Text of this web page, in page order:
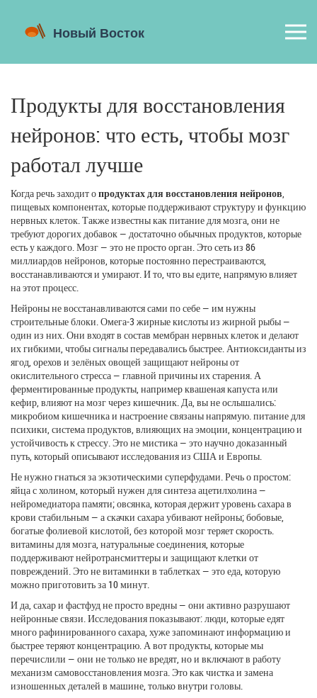
Продукты для восстановления
нейронов: что есть, чтобы мозг
работал лучше
Когда речь заходит опродуктах для восстановления нейронов
пищевых компонентах, которые поддерживают структуру и функцию
нервных клеток . Также известны какпитание для мозга , они не
требуют дорогих добавок — достаточно обычных продуктов, которые
есть у каждого. Мозг — это не просто орган. Это сеть из 86
миллиардов нейронов, которые постоянно перестраиваются,
восстанавливаются и умирают. И то, что вы едите, напрямую влияет
на этот процесс.
Нейроны не восстанавливаются сами по себе — им нужны
строительные блоки. Омега-3 жирные кислоты из жирной рыбы —
один из них. Они входят в состав мембран нервных клеток и делают
их гибкими, чтобы сигналы передавались быстрее. Антиоксиданты из
ягод, орехов и зелёных овощей защищают нейроны от
окислительного стресса — главной причины их старения. А
ферментированные продукты, например квашеная капуста или
кефир, влияют на мозг через кишечник. Да, вы не ослышались:
микробиом кишечника и настроение связаны напрямую. питание для
психики система продуктов, влияющих на эмоции, концентрацию и
устойчивость к стрессу Это не мистика — это научно доказанный
путь, который описывают исследования из США и Европы.
Не нужно гнаться за экзотическими суперфудами. Речь о простом:
яйца с холином, который нужен для синтеза ацетилхолина —
нейромедиатора памяти; овсянка, которая держит уровень сахара в
крови стабильным — а скачки сахара убивают нейроны; бобовые,
богатые фолиевой кислотой, без которой мозг теряет скорость.
витамины для мозга натуральные соединения, которые
поддерживают нейротрансмиттеры и защищают клетки от
повреждений Это не витаминки в таблетках — это еда, которую
можно приготовить за 10 минут.
И да, сахар и фастфуд не просто вредны — они активно разрушают
нейронные связи. Исследования показывают: люди, которые едят
много рафинированного сахара, хуже запоминают информацию и
быстрее теряют концентрацию. А вот продукты, которые мы
перечислили — они не только не вредят, но и включают в работу
механизм самовосстановления мозга. Это как чистка и замена
изношенных деталей в машине, только внутри головы.